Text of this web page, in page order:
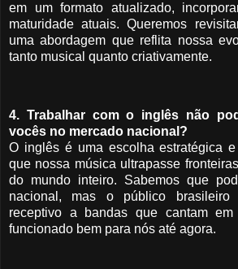
em um formato atualizado,
maturidade atuais. Queremos
uma abordagem que reflita nossa
tanto musical quanto criativamente.
4. Trabalhar com o inglês não
vocês no mercado nacional?
O inglês é uma escolha estratégica
que nossa música ultrapasse
do mundo inteiro. Sabemos que
nacional, mas o público
receptivo a bandas que cantam
funcionado bem para nós até agora.